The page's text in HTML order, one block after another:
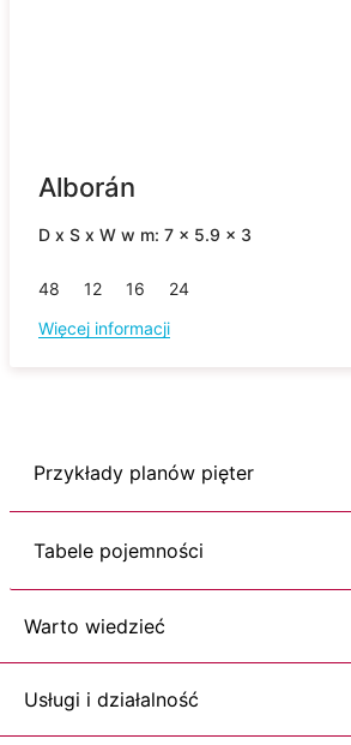
Alborán
D x S x W w m: 7 x 5.9 x 3
48 12 16
24
Więcej informacji
Przykłady planów pięter
Tabele pojemności
Warto wiedzieć
Usługi i działalność